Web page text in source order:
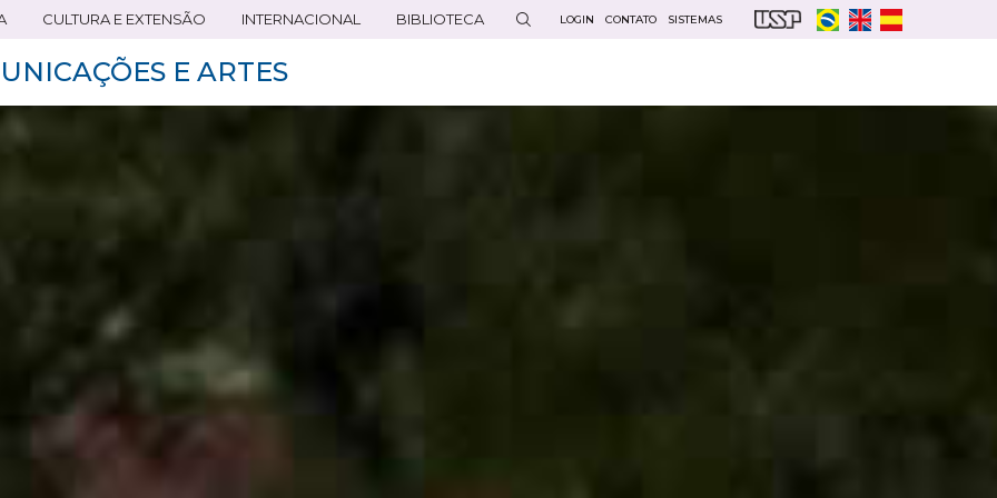
CULTURA E EXTENSÃO INTERNACIONAL BIBLIOTECA LOGIN CONTATO SISTEMAS
E ARTES